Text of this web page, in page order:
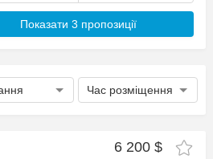
Показати 3 пропозиції
Час розміщення
6 200 $